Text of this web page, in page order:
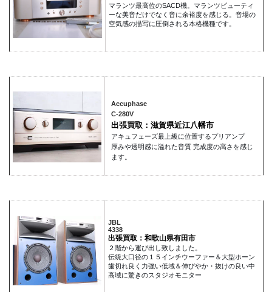
マランツ最高位のSACD機。マランツビューティ
ーな美音だけでなく音に余裕度を感じる。音場の
空気感の描写に圧倒される本格機種です。
Accuphase
C-280V
出張買取：滋賀県近江八幡市
アキュフェーズ最上級に位置するプリアンプ
厚みや透明感に溢れた音質 完成度の高さを感じ
ます。
JBL
4338
出張買取：和歌山県有田市
２階から運び出し致しました。
伝統大口径の１５インチウーファー＆大型ホーン
歯切れ良く力強い低域＆伸びやか・抜けの良い中
高域に驚きのスタジオモニター